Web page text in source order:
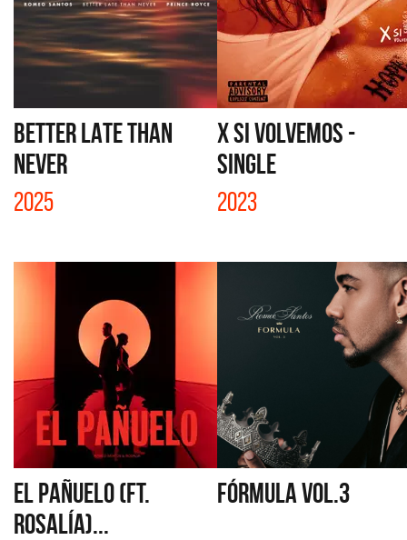
BETTER LATE THAN
NEVER
2025
X SI VOLVEMOS -
SINGLE
2023
EL PAÑUELO (FT.
ROSALÍA)...
FÓRMULA VOL.3